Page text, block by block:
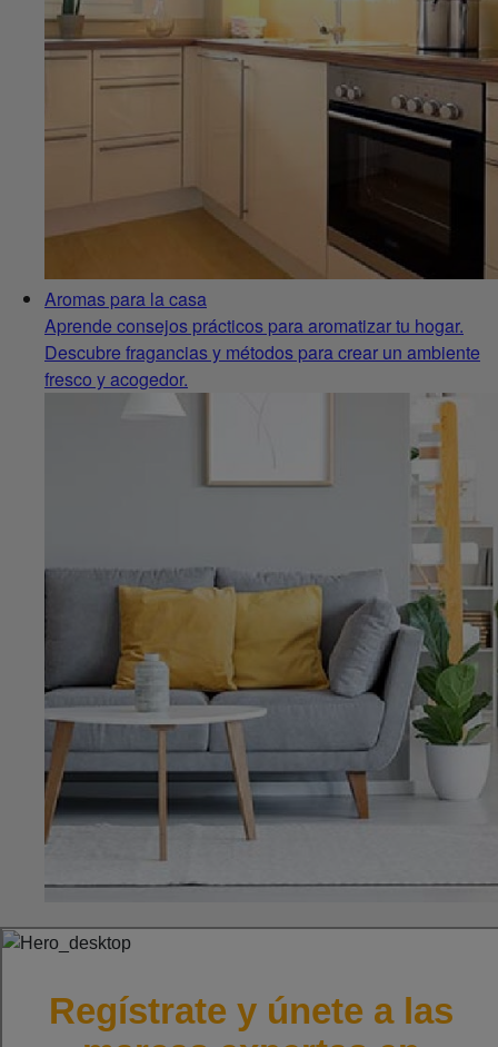
Aromas para la casa
Aprende consejos prácticos para aromatizar tu hogar.
Descubre fragancias y métodos para crear un ambiente
fresco y acogedor.